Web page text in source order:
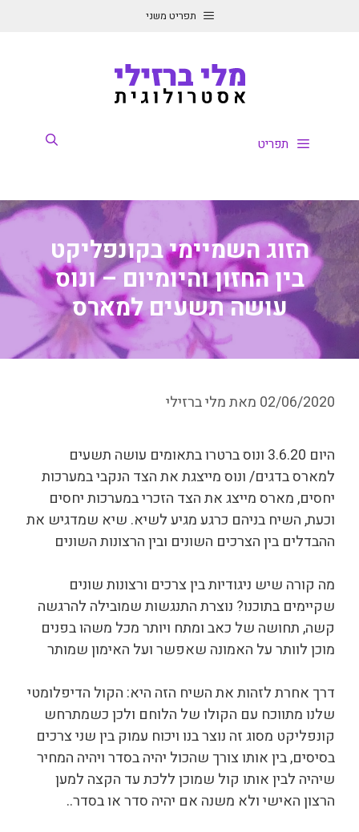
תפריט משני
תפריט
הזוג השמיימי בקונפליקט
בין החזון והיומיום – ונוס
עושה תשעים למארס
02/06/2020 מאתמלי ברזילי
היום 3.6.20 ונוס ברטרו בתאומים עושה תשעים
למארס בדגים/ ונוס מייצגת את הצד הנקבי במערכות
יחסים, מארס מייצג את הצד הזכרי במערכות יחסים
וכעת, השיח בניהם כרגע מגיע לשיא. שיא שמדגיש את
ההבדלים בין הצרכים השונים ובין הרצונות השונים
מה קורה שיש ניגודיות בין צרכים ורצונות שונים
שקיימים בתוכנו? נוצרת התנגשות שמובילה להרגשה
קשה, תחושה של כאב ומתח ויותר מכל משהו בפנים
מוכן לוותר על האמונה שאפשר ועל האימון שמותר
דרך אחרת לזהות את השיח הזה היא: הקול הדיפלומטי
שלנו מתווכח עם הקולו של הלוחם ולכן כשמתרחש
קונפליקט מסוג זה נוצר בנו ויכוח עמוק בין שני צרכים
בסיסים, בין אותו צורך שהכול יהיה בסדר ויהיה המחיר
שיהיה לבין אותו קול שמוכן ללכת עד הקצה למען
הרצון האישי ולא משנה אם יהיה סדר או בסדר..